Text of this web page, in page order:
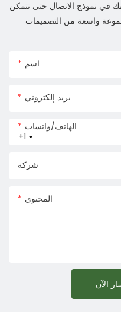
في نموذج الاتصال حتى نتمكن
واسعة من التصميمات
اسم
بريد إلكتروني
+1
الهاتف/واتساب
شركة
المحتوى
الآن